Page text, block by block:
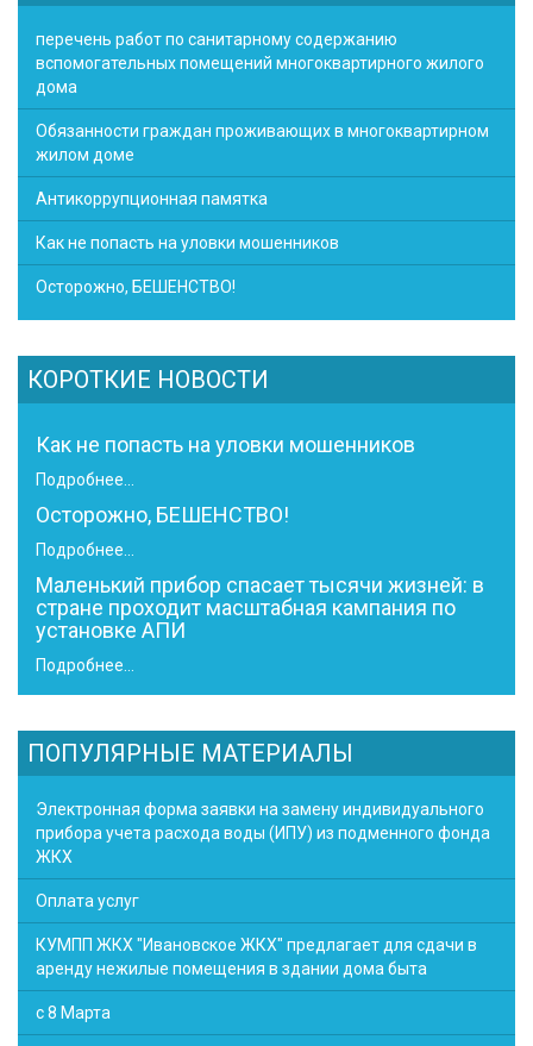
перечень работ по санитарному содержанию
вспомогательных помещений многоквартирного жилого
дома
Обязанности граждан проживающих в многоквартирном
жилом доме
Антикоррупционная памятка
Как не попасть на уловки мошенников
Осторожно, БЕШЕНСТВО!
КОРОТКИЕ НОВОСТИ
Как не попасть на уловки мошенников
Подробнее...
Осторожно, БЕШЕНСТВО!
Подробнее...
Маленький прибор спасает тысячи жизней: в
стране проходит масштабная кампания по
установке АПИ
Подробнее...
ПОПУЛЯРНЫЕ МАТЕРИАЛЫ
Электронная форма заявки на замену индивидуального
прибора учета расхода воды (ИПУ) из подменного фонда
ЖКХ
Оплата услуг
КУМПП ЖКХ "Ивановское ЖКХ" предлагает для сдачи в
аренду нежилые помещения в здании дома быта
с 8 Марта